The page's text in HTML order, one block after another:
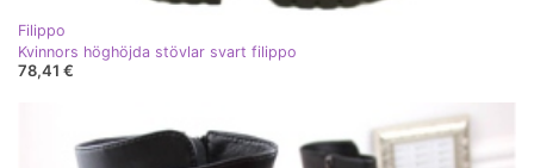
Filippo
Kvinnors höghöjda stövlar svart filippo
78,41 €